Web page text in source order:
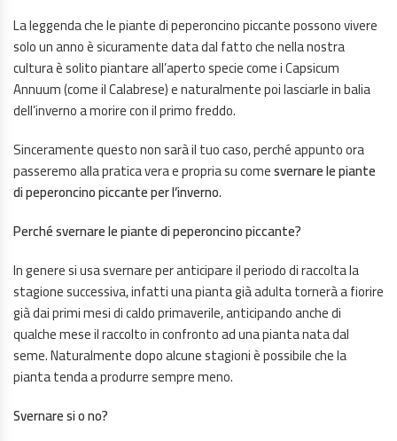
La leggenda che le piante di peperoncino piccante possono vivere
solo un anno è sicuramente data dal fatto che nella nostra
cultura è solito piantare all’aperto specie come i Capsicum
Annuum (come il Calabrese) e naturalmente poi lasciarle in balia
dell’inverno a morire con il primo freddo.
Sinceramente questo non sarà il tuo caso, perché appunto ora
passeremo alla pratica vera e propria su comesvernare le piante
di peperoncino piccante per l’inverno.
Perché svernare le piante di peperoncino piccante?
In genere si usa svernare per anticipare il periodo di raccolta la
stagione successiva, infatti una pianta già adulta tornerà a fiorire
già dai primi mesi di caldo primaverile, anticipando anche di
qualche mese il raccolto in confronto ad una pianta nata dal
seme. Naturalmente dopo alcune stagioni è possibile che la
pianta tenda a produrre sempre meno.
Svernare si o no?